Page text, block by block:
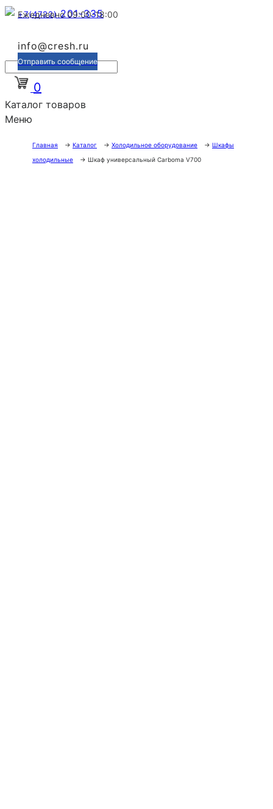
+7(4722)201-335
Ежедневно 09:00-18:00
info@cresh.ru
Отправить сообщение
0
Каталог товаров
Меню
Главная → Каталог → Холодильное оборудование → Шкафы
холодильные
→ Шкаф универсальный Сarboma V700